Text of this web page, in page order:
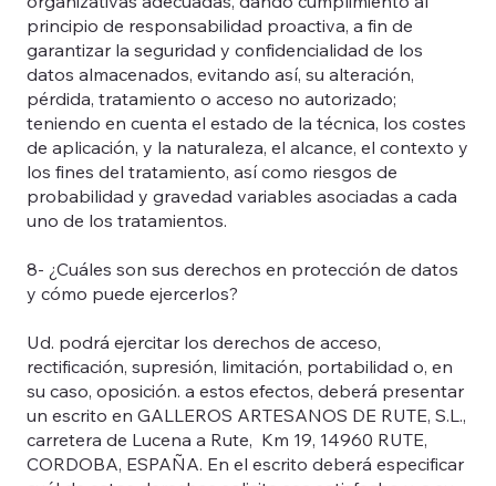
principio de responsabilidad proactiva, a fin de
garantizar la seguridad y confidencialidad de los
datos almacenados, evitando así, su alteración,
pérdida, tratamiento o acceso no autorizado;
teniendo en cuenta el estado de la técnica, los costes
de aplicación, y la naturaleza, el alcance, el contexto y
los fines del tratamiento, así como riesgos de
probabilidad y gravedad variables asociadas a cada
uno de los tratamientos.
8- ¿Cuáles son sus derechos en protección de datos
y cómo puede ejercerlos?
Ud. podrá ejercitar los derechos de acceso,
rectificación, supresión, limitación, portabilidad o, en
su caso, oposición. a estos efectos, deberá presentar
un escrito en GALLEROS ARTESANOS DE RUTE, S.L.,
carretera de Lucena a Rute, Km 19, 14960 RUTE,
CORDOBA, ESPAÑA. En el escrito deberá especificar